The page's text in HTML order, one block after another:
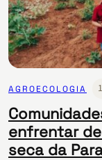
AGROECOLOGIA
enfrentar
seca da